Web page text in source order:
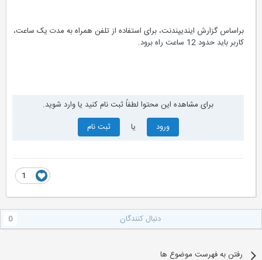
براساس گزارش ایندیپندنت، برای استفاده از تلفن همراه به مدت یک ساعت،
کاربر باید حدود 12 ساعت راه برود.
برای مشاهده این محتوا لطفاً ثبت نام کنید یا وارد شوید.
ورود
ثبت نام
دنبال کنندگان
رفتن به فهرست موضوع ها